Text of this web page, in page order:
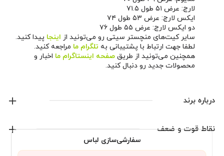
سفارشی‌سازی لباس
لارج: عرض ۵۱ طول ۷۱.۵
ایکس لارج: عرض ۵۳ طول ۷۴
دو ایکس لارج: عرض ۵۵ طول ۷۶
سایر کیت‌های منچستر سیتی رو می‌تونید از اینجا پیدا کنید.
لطفا جهت ارتباط با پشتیبانی به تلگرام ما مراجعه کنید.
همچنین می‌تونید از طریق صفحه اینستاگرام ما اخبار و
محصولات جدید رو دنبال کنید.
درباره برند
پوما
نمایش همه محصولات این برند
نقاط قوت و ضعف